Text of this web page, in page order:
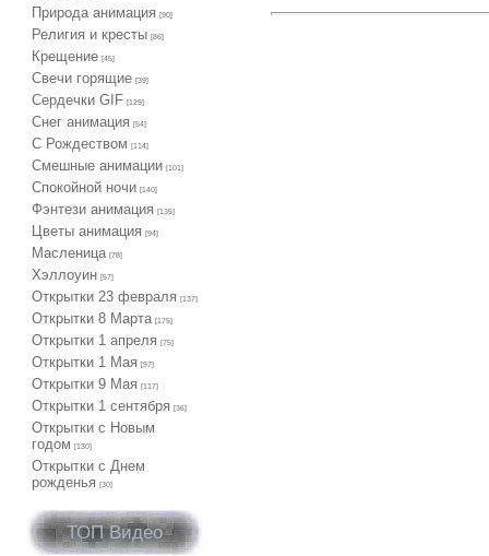
Природа анимация [90]
Религия и кресты [86]
Крещение [45]
Свечи горящие [39]
Сердечки GIF [129]
Снег анимация [54]
С Рождеством [114]
Смешные анимации [101]
Спокойной ночи [140]
Фэнтези анимация [135]
Цветы анимация [94]
Масленица [78]
Хэллоуин [57]
Открытки 23 февраля [137]
Открытки 8 Марта [175]
Открытки 1 апреля [75]
Открытки 1 Мая [97]
Открытки 9 Мая [117]
Открытки 1 сентября [36]
Открытки с Новым
годом
[130]
Открытки с Днем
рожденья
[30]
ТОП Видео